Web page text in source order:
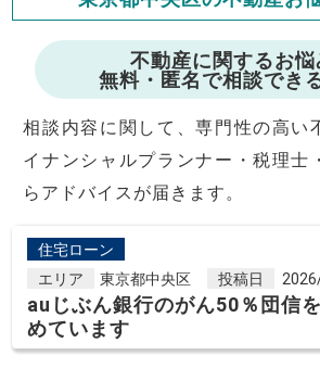
修繕費・管理費の計算も
不動産に関するお悩
無料・匿名で相談でき
相談内容に関して、専門性の高い
イナンシャルプランナー・税理士
らアドバイスが届きます。
住宅ローン
エリア
東京都中央区 投稿日
auじぶん銀行のがん50％団信
めています